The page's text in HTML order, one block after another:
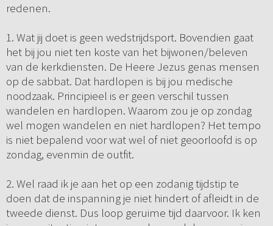
redenen.
1. Wat jij doet is geen wedstrijdsport. Bovendien gaat
het bij jou niet ten koste van het bijwonen/beleven
van de kerkdiensten. De Heere Jezus genas mensen
op de sabbat. Dat hardlopen is bij jou medische
noodzaak. Principieel is er geen verschil tussen
wandelen en hardlopen. Waarom zou je op zondag
wel mogen wandelen en niet hardlopen? Het tempo
is niet bepalend voor wat wel of niet geoorloofd is op
zondag, evenmin de outfit.
2. Wel raad ik je aan het op een zodanig tijdstip te
doen dat de inspanning je niet hindert of afleidt in de
tweede dienst. Dus loop geruime tijd daarvoor. Ik ken